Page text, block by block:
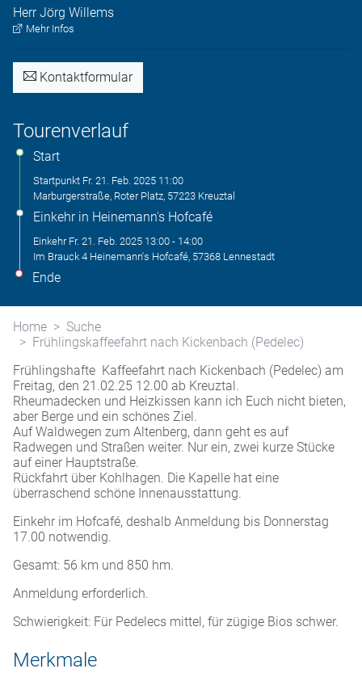
Herr Jörg Willems
Mehr Infos
Kontaktformular
Tourenverlauf
Start
Startpunkt Fr. 21. Feb. 2025 11:00
Marburgerstraße, Roter Platz, 57223 Kreuztal
Einkehr in Heinemann's Hofcafé
Einkehr Fr. 21. Feb. 2025 13:00 - 14:00
Im Brauck 4 Heinemann's Hofcafé, 57368 Lennestadt
Ende
Home
Suche
Frühlingskaffeefahrt nach Kickenbach (Pedelec)
Frühlingshafte Kaffeefahrt nach Kickenbach (Pedelec) am
Freitag, den 21.02.25 12.00 ab Kreuztal.
Rheumadecken und Heizkissen kann ich Euch nicht bieten,
aber Berge und ein schönes Ziel.
Auf Waldwegen zum Altenberg, dann geht es auf
Radwegen und Straßen weiter. Nur ein, zwei kurze Stücke
auf einer Hauptstraße.
Rückfahrt über Kohlhagen. Die Kapelle hat eine
überraschend schöne Innenausstattung.
Einkehr im Hofcafé, deshalb Anmeldung bis Donnerstag
17.00 notwendig.
Gesamt: 56 km und 850 hm.
Anmeldung erforderlich.
Schwierigkeit: Für Pedelecs mittel, für zügige Bios schwer.
Merkmale